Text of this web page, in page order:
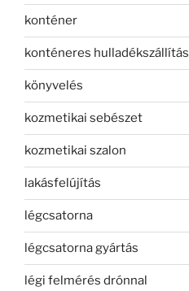
konténer
konténeres hulladékszállítás
könyvelés
kozmetikai sebészet
kozmetikai szalon
lakásfelújítás
légcsatorna
légcsatorna gyártás
légi felmérés drónnal